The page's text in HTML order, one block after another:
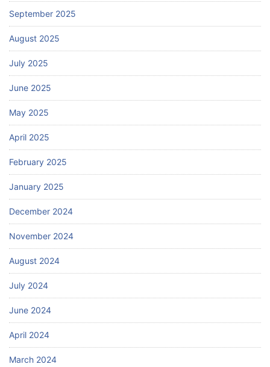
September 2025
August 2025
July 2025
June 2025
May 2025
April 2025
February 2025
January 2025
December 2024
November 2024
August 2024
July 2024
June 2024
April 2024
March 2024